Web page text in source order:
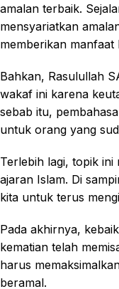
amalan terbaik.
mensyariatkan
memberikan manfaat
Bahkan, Rasulullah
wakaf ini karena
sebab itu,
untuk orang yang
Terlebih lagi, topik
ajaran Islam. Di
kita untuk terus
Pada akhirnya,
kematian telah
harus
beramal.